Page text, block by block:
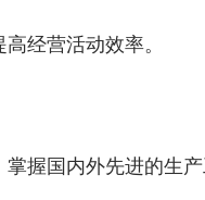
经营活动效率。
握国内外先进的生产